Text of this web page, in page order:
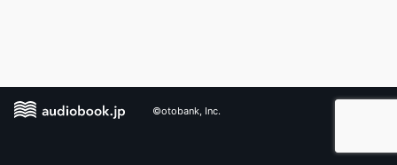
©otobank, Inc.